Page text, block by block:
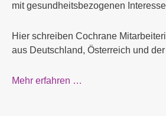
mit gesundheitsbezogenen
Hier schreiben Cochrane
aus Deutschland, Österreich und
Mehr erfahren …